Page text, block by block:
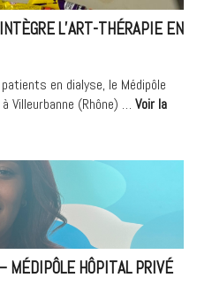
L’ART-THÉRAPIE EN
en dialyse, le Médipôle
Villeurbanne (Rhône) … Voir la
MÉDIPÔLE HÔPITAL PRIVÉ